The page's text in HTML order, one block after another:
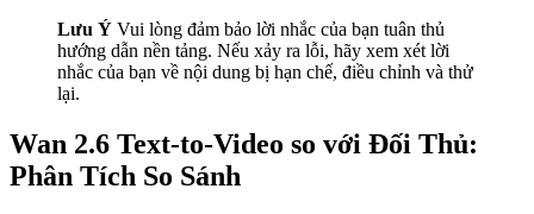
Lưu Ý Vui lòng đảm bảo lời nhắc của bạn tuân thủ
hướng dẫn nền tảng. Nếu xảy ra lỗi, hãy xem xét lời
nhắc của bạn về nội dung bị hạn chế, điều chỉnh và thử
lại.
Wan 2.6 Text-to-Video so với Đối Thủ:
Phân Tích So Sánh